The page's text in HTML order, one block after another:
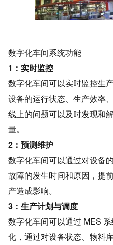
数字化车间系统功能
1：实时监控
数字化车间可以实时监控生
设备的运行状态、生产效率
线上的问题可以及时发现和
量。
2：预测维护
数字化车间可以通过对设备
故障的发生时间和原因，提
产造成影响。
3：生产计划与调度
数字化车间可以通过 MES
化，通过对设备状态、物料